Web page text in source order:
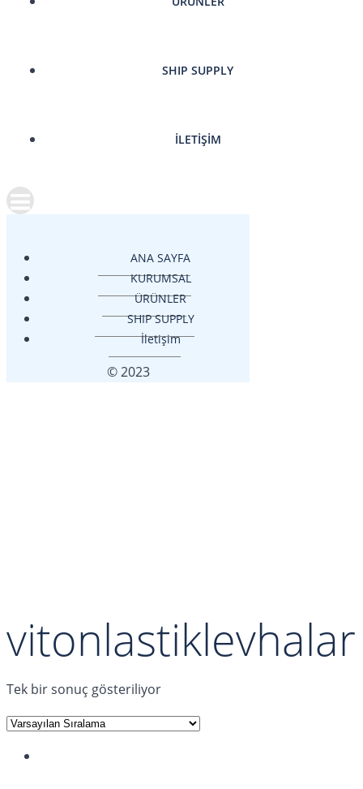
SHIP SUPPLY
İLETIŞIM
ANA SAYFA
KURUMSAL
ÜRÜNLER
SHIP SUPPLY
İletişim
© 2023
vitonlastiklevhalar
Tek bir sonuç gösteriliyor